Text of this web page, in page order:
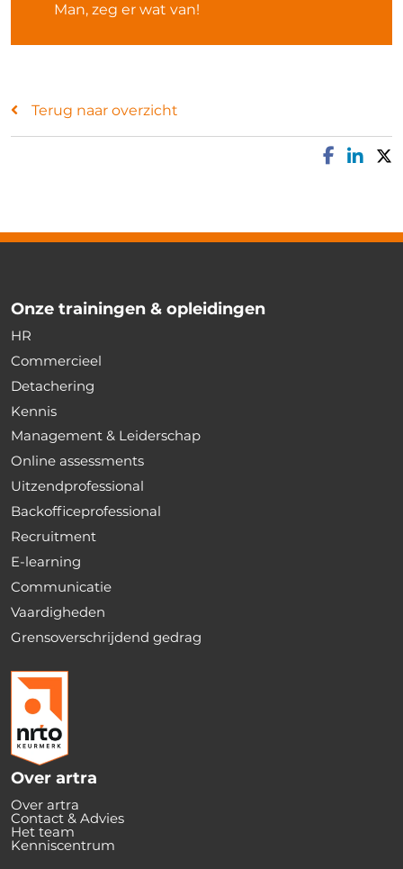
Man, zeg er wat van!
Terug naar overzicht
Onze trainingen & opleidingen
HR
Commercieel
Detachering
Kennis
Management & Leiderschap
Online assessments
Uitzendprofessional
Backofficeprofessional
Recruitment
E-learning
Communicatie
Vaardigheden
Grensoverschrijdend gedrag
Over artra
Over artra
Contact & Advies
Het team
Kenniscentrum